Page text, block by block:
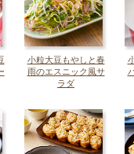
小粒大豆もやしと春
雨のエスニック風サ
ラダ